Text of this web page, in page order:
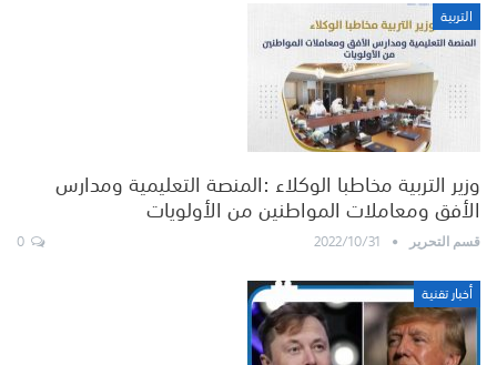
التربية
وزير التربية مخاطبا الوكلاء :المنصة التعليمية ومدارس
الأفق ومعاملات المواطنين من الأولويات
قسم التحرير 2022/10/31
أخبار تقنية